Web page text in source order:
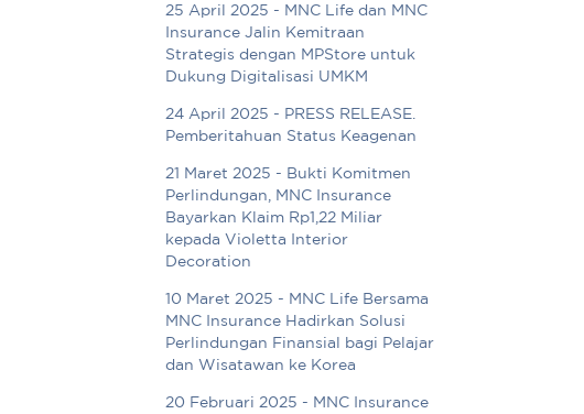
25 April 2025 - MNC Life dan MNC
Insurance Jalin Kemitraan
Strategis dengan MPStore untuk
Dukung Digitalisasi UMKM
24 April 2025 - PRESS RELEASE.
Pemberitahuan Status Keagenan
21 Maret 2025 - Bukti Komitmen
Perlindungan, MNC Insurance
Bayarkan Klaim Rp1,22 Miliar
kepada Violetta Interior
Decoration
10 Maret 2025 - MNC Life Bersama
MNC Insurance Hadirkan Solusi
Perlindungan Finansial bagi Pelajar
dan Wisatawan ke Korea
20 Februari 2025 - MNC Insurance